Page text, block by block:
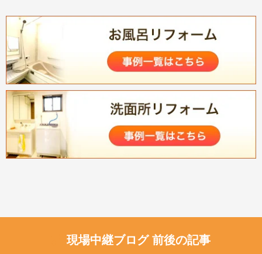
現場中継ブログ 前後の記事